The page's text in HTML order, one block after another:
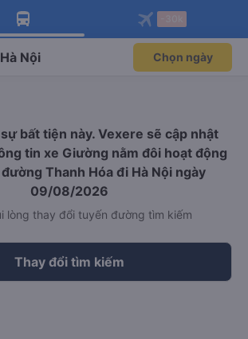
Tải app Vexere ngay!
ưu đãi thành viên độc
Mở app
Tải app Vexere
ghế khi đặt vé máy bay qua
Mở app
Hà Nội Chọn ngày
bất tiện này. Vexere sẽ cập nhật
tin xe Giường nằm đôi hoạt động
Thanh Hóa đi Hà Nội ngày
09/08/2026
lòng thay đổi tuyến đường tìm kiếm
Thay đổi tìm kiếm